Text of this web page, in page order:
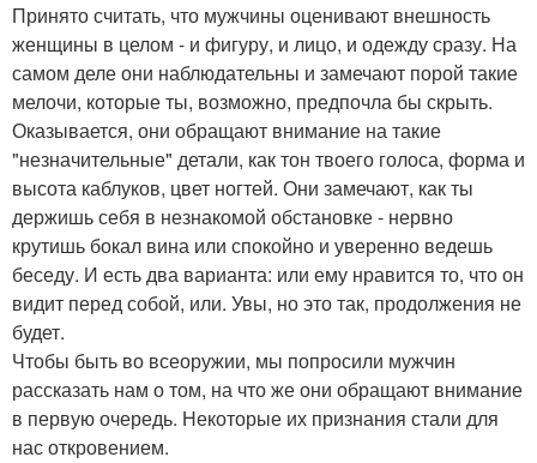
Принято считать, что мужчины оценивают внешность
женщины в целом - и фигуру, и лицо, и одежду сразу. На
самом деле они наблюдательны и замечают порой такие
мелочи, которые ты, возможно, предпочла бы скрыть.
Оказывается, они обращают внимание на такие
"незначительные" детали, как тон твоего голоса, форма и
высота каблуков, цвет ногтей. Они замечают, как ты
держишь себя в незнакомой обстановке - нервно
крутишь бокал вина или спокойно и уверенно ведешь
беседу. И есть два варианта: или ему нравится то, что он
видит перед собой, или. Увы, но это так, продолжения не
будет.
Чтобы быть во всеоружии, мы попросили мужчин
рассказать нам о том, на что же они обращают внимание
в первую очередь. Некоторые их признания стали для
нас откровением.